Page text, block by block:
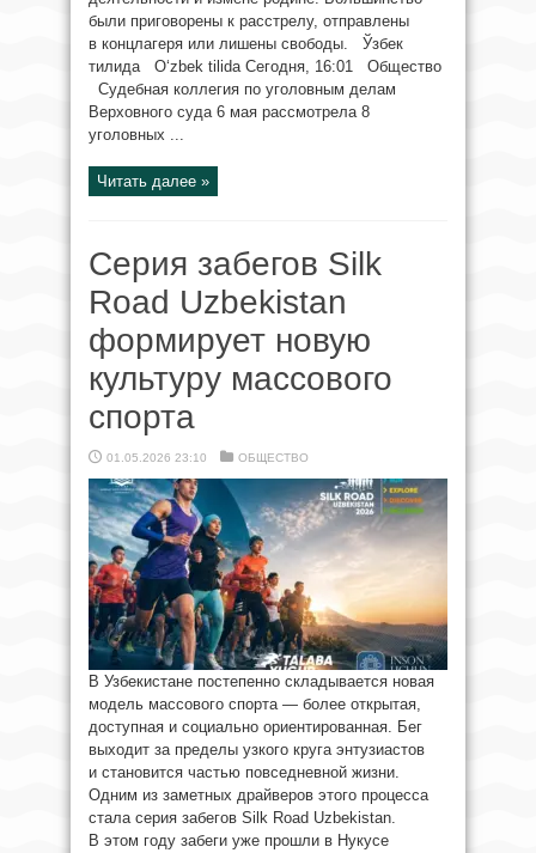
были приговорены к расстрелу, отправлены
в концлагеря или лишены свободы. Ўзбек
тилида O‘zbek tilida Сегодня, 16:01 Общество
Судебная коллегия по уголовным делам
Верховного суда 6 мая рассмотрела 8
уголовных ...
Читать далее »
Серия забегов Silk
Road Uzbekistan
формирует новую
культуру массового
спорта
01.05.2026 23:10 ОБЩЕСТВО
В Узбекистане постепенно складывается новая
модель массового спорта — более открытая,
доступная и социально ориентированная. Бег
выходит за пределы узкого круга энтузиастов
и становится частью повседневной жизни.
Одним из заметных драйверов этого процесса
стала серия забегов Silk Road Uzbekistan.
В этом году забеги уже прошли в Нукусе